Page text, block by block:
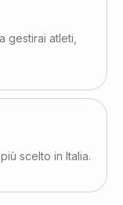
gestirai atleti,
scelto in Italia.